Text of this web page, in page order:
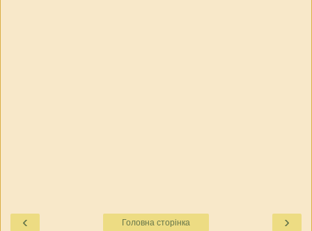
‹ ›
Головна сторінка